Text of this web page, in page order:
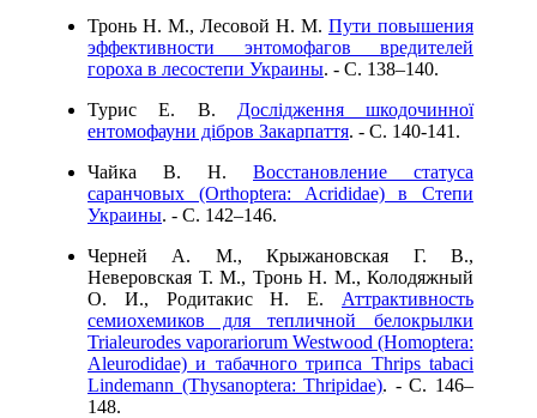
Тронь Н. М., Лесовой Н. М. Пути повышения
эффективности энтомофагов вредителей
гороха в лесостепи Украины. - C. 138–140.
Турис Е. В. Дослідження шкодочинної
ентомофауни дібров Закарпаття. - C. 140-141.
Чайка В. Н. Восстановление статуса
саранчовых (Orthoptera: Acrididae) в Степи
Украины. - C. 142–146.
Черней А. М., Крыжановская Г. В.,
Неверовская Т. М., Тронь Н. М., Колодяжный
О. И., Родитакис Н. Е. Аттрактивность
семиохемиков для тепличной белокрылки
Trialeurodes vaporariorum Westwood (Homoptera:
Aleurodidae) и табачного трипса Thrips tabaci
Lindemann (Thysanoptera: Thripidae). - C. 146–
148.